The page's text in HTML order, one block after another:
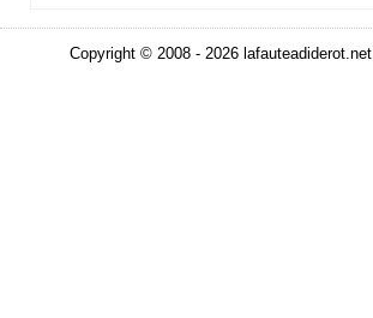
Copyright © 2008 - 2026 lafauteadiderot.net